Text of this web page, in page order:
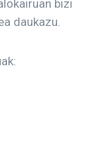
bizi
daukazu.